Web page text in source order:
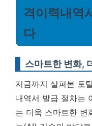
격이력내역
다
스마트한 변화,
지금까지 살펴본 토
내역서 발급 절차는
는 더욱 스마트한 변